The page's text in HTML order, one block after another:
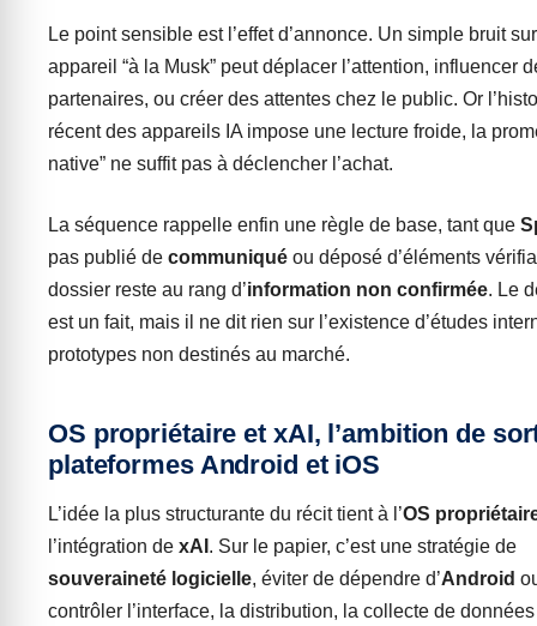
Le point sensible est l’effet d’annonce. Un simple bruit
appareil “à la Musk” peut déplacer l’attention, influencer
partenaires, ou créer des attentes chez le public. Or
récent des appareils IA impose une lecture froide, la
native” ne suffit pas à déclencher l’achat.
La séquence rappelle enfin une règle de base, tant que
pas publié de communiqué ou déposé d’éléments
dossier reste au rang d’information non confirmée. Le
est un fait, mais il ne dit rien sur l’existence d’études
prototypes non destinés au marché.
OS propriétaire et xAI, l’ambition de
plateformes Android et iOS
L’idée la plus structurante du récit tient à l’OS
l’intégration de xAI . Sur le papier, c’est une stratégie de
souveraineté logicielle, éviter de dépendre d’Android
contrôler l’interface, la distribution, la collecte de